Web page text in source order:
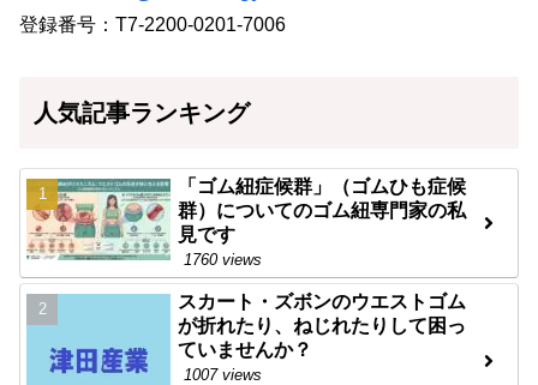
登録番号：T7-2200-0201-7006
人気記事ランキング
「ゴム紐症候群」（ゴムひも症候
群）についてのゴム紐専門家の私
見です
1760 views
スカート・ズボンのウエストゴム
が折れたり、ねじれたりして困っ
ていませんか？
1007 views